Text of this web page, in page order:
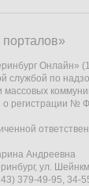
Онлайн»
службой по
о регистрации №
Андреевна
ул.
379-49-95, 34-